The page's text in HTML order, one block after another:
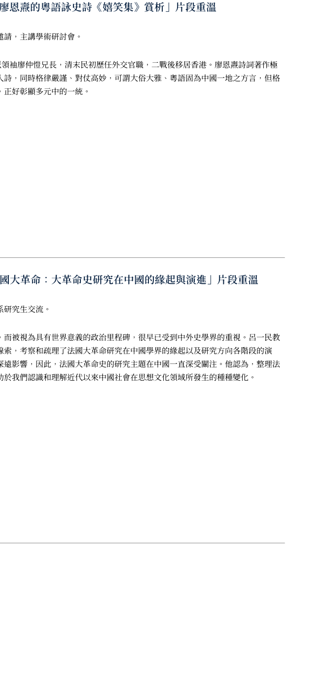
恩燾的粵語詠史詩《嬉笑集》賞析」片段重溫
，主講學術研討會。
袖廖仲愷兄長，清末民初歷任外交官職，二戰後移居香港。廖恩燾詩詞著作極
，同時格律嚴謹、對仗高妙，可謂大俗大雅、粵語固為中國一地之方言，但格
好彰顯多元中的一統。
大革命：大革命史研究在中國的緣起與演進」片段重溫
究生交流。
被視為具有世界意義的政治里程碑，很早已受到中外史學界的重視。呂一民教
，考察和疏理了法國大革命研究在中國學界的緣起以及研究方向各階段的演
影響，因此，法國大革命史的研究主題在中國一直深受關注。他認為，整理法
我們認識和理解近代以來中國社會在思想文化領域所發生的種種變化。